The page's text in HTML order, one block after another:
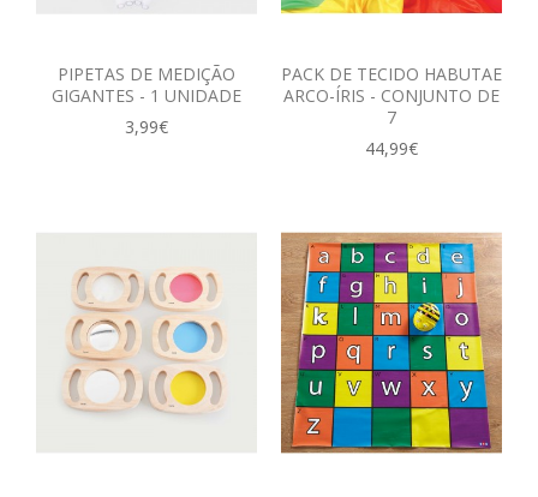
PIPETAS DE MEDIÇÃO
GIGANTES - 1 UNIDADE
3,99€
PACK DE TECIDO HABUTAE
ARCO-ÍRIS - CONJUNTO DE
7
44,99€